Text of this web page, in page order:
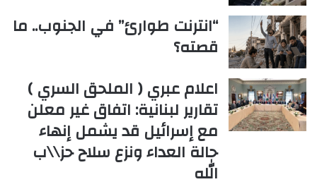
“انترنت طوارئ” في الجنوب.. ما
قصته؟
اعلام عبري ( الملحق السري )
تقارير لبنانية: اتفاق غير معلن
مع إسرائيل قد يشمل إنهاء
حالة العداء ونزع سلاح حز\\ب
الله